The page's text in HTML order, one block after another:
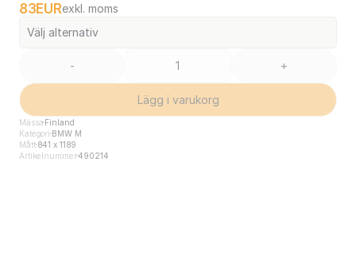
83EURexkl. moms
Välj alternativ
- +
Lägg i varukorg
Mässa Finland
Kategori BMW M
Mått841 x 1189
Artikelnummer490214